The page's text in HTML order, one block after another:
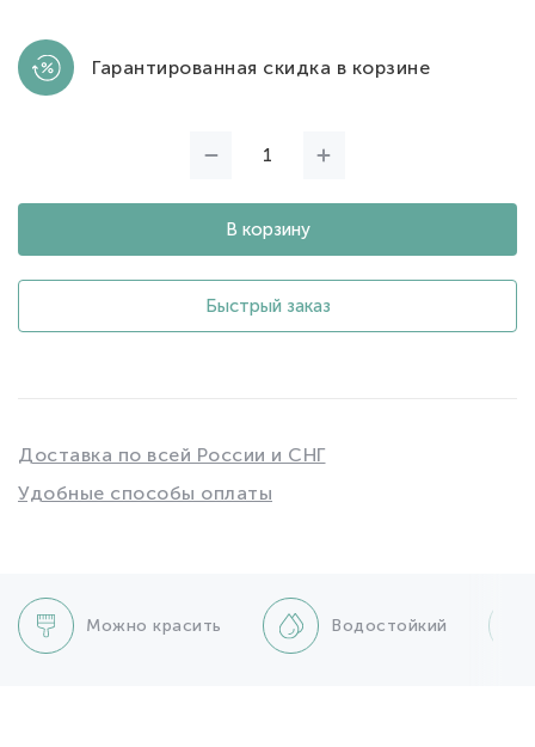
Гарантированная скидка в корзине
В корзину
Быстрый заказ
Доставка по всей России и СНГ
Удобные способы оплаты
Можно красить Водостойкий